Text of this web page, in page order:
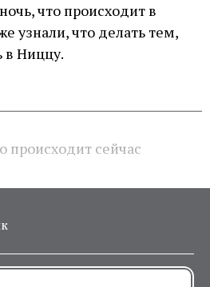
что происходит в
узнали, что делать тем,
в Ниццу.
происходит сейчас